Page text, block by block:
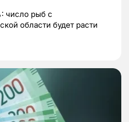
число рыб с
области будет расти